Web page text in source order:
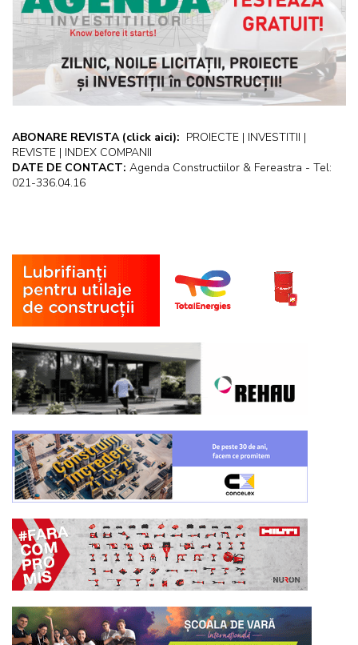
ABONARE REVISTA (click aici): PROIECTE | INVESTITII |
REVISTE | INDEX COMPANII
DATE DE CONTACT: Agenda Constructiilor & Fereastra - Tel:
021-336.04.16